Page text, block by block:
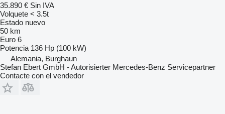
35.890 € Sin IVA
Volquete < 3.5t
Estado nuevo
50 km
Euro 6
Potencia 136 Hp (100 kW)
Alemania, Burghaun
Stefan Ebert GmbH - Autorisierter Mercedes-Benz Servicepartner
Contacte con el vendedor